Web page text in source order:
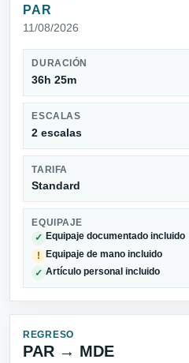
PAR
11/08/2026
DURACIÓN
36h 25m
ESCALAS
2 escalas
TARIFA
Standard
EQUIPAJE
✓ Equipaje documentado incluido
! Equipaje de mano incluido
✓ Artículo personal incluido
REGRESO
PAR → MDE